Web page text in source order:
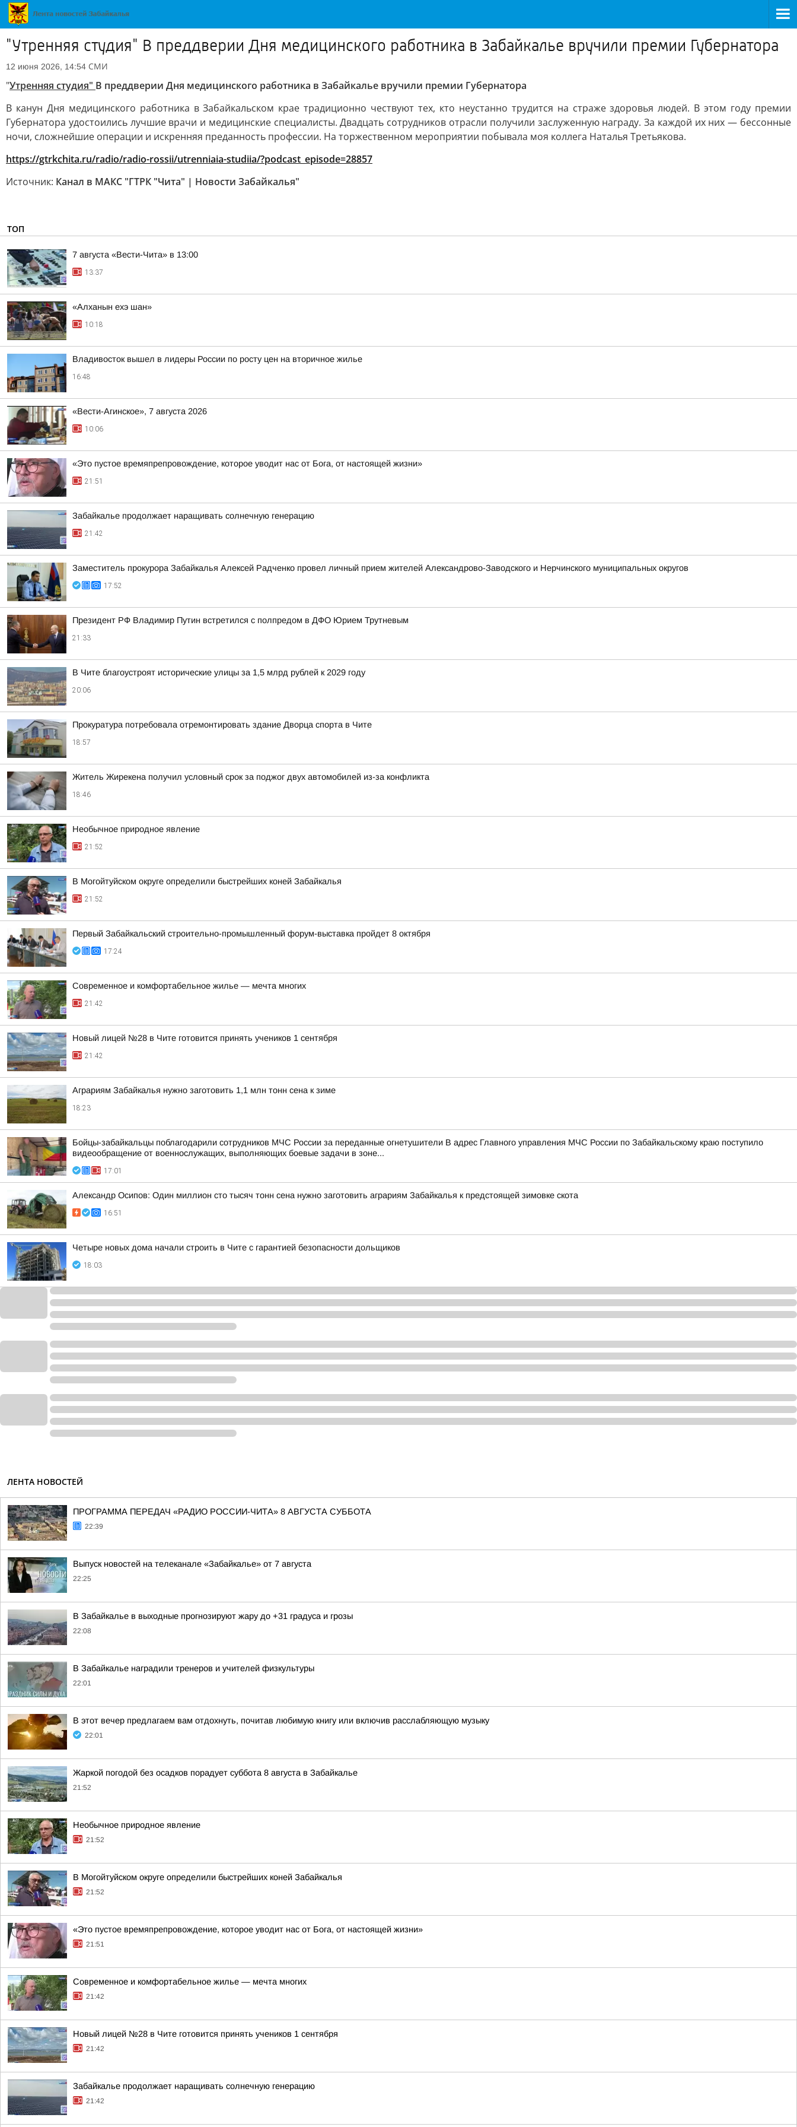
"Утренняя студия" В преддверии Дня медицинского работника в Забайкалье вручили премии Губернатора
12 июня 2026, 14:54 СМИ
"Утренняя студия" В преддверии Дня медицинского работника в Забайкалье вручили премии Губернатора
В канун Дня медицинского работника в Забайкальском крае традиционно чествуют тех, кто неустанно трудится на страже здоровья людей. В этом году премии
Губернатора удостоились лучшие врачи и медицинские специалисты. Двадцать сотрудников отрасли получили заслуженную награду. За каждой их них — бессонные
ночи, сложнейшие операции и искренняя преданность профессии. На торжественном мероприятии побывала моя коллега Наталья Третьякова.
https://gtrkchita.ru/radio/radio-rossii/utrenniaia-studiia/?podcast_episode=28857
Источник: Канал в МАКС "ГТРК "Чита" | Новости Забайкалья"
ТОП
7 августа «Вести-Чита» в 13:00
13:37
«Алханын ехэ шан»
10:18
Владивосток вышел в лидеры России по росту цен на вторичное жилье
16:48
«Вести-Агинское», 7 августа 2026
10:06
«Это пустое времяпрепровождение, которое уводит нас от Бога, от настоящей жизни»
21:51
Забайкалье продолжает наращивать солнечную генерацию
21:42
Заместитель прокурора Забайкалья Алексей Радченко провел личный прием жителей Александрово-Заводского и Нерчинского муниципальных округов
17:52
Президент РФ Владимир Путин встретился с полпредом в ДФО Юрием Трутневым
21:33
В Чите благоустроят исторические улицы за 1,5 млрд рублей к 2029 году
20:06
Прокуратура потребовала отремонтировать здание Дворца спорта в Чите
18:57
Житель Жирекена получил условный срок за поджог двух автомобилей из-за конфликта
18:46
Необычное природное явление
21:52
В Могойтуйском округе определили быстрейших коней Забайкалья
21:52
Первый Забайкальский строительно-промышленный форум-выставка пройдет 8 октября
17:24
Современное и комфортабельное жилье — мечта многих
21:42
Новый лицей №28 в Чите готовится принять учеников 1 сентября
21:42
Аграриям Забайкалья нужно заготовить 1,1 млн тонн сена к зиме
18:23
Бойцы-забайкальцы поблагодарили сотрудников МЧС России за переданные огнетушители В адрес Главного управления МЧС России по Забайкальскому краю поступило
видеообращение от военнослужащих, выполняющих боевые задачи в зоне...
17:01
Александр Осипов: Один миллион сто тысяч тонн сена нужно заготовить аграриям Забайкалья к предстоящей зимовке скота
16:51
Четыре новых дома начали строить в Чите с гарантией безопасности дольщиков
18:03
ЛЕНТА НОВОСТЕЙ
ПРОГРАММА ПЕРЕДАЧ «РАДИО РОССИИ-ЧИТА» 8 АВГУСТА СУББОТА
22:39
Выпуск новостей на телеканале «Забайкалье» от 7 августа
22:25
В Забайкалье в выходные прогнозируют жару до +31 градуса и грозы
22:08
В Забайкалье наградили тренеров и учителей физкультуры
22:01
В этот вечер предлагаем вам отдохнуть, почитав любимую книгу или включив расслабляющую музыку
22:01
Жаркой погодой без осадков порадует суббота 8 августа в Забайкалье
21:52
Необычное природное явление
21:52
В Могойтуйском округе определили быстрейших коней Забайкалья
21:52
«Это пустое времяпрепровождение, которое уводит нас от Бога, от настоящей жизни»
21:51
Современное и комфортабельное жилье — мечта многих
21:42
Новый лицей №28 в Чите готовится принять учеников 1 сентября
21:42
Забайкалье продолжает наращивать солнечную генерацию
21:42